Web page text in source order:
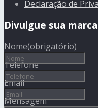
Declaração de
Divulgue sua marca
Nome(obrigatório)
Telefone
Email
Mensagem